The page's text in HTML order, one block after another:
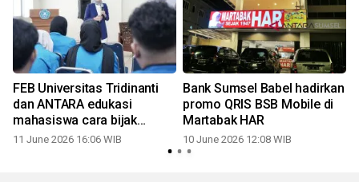
FEB Universitas Tridinanti
dan ANTARA edukasi
mahasiswa cara bijak
manfaatkan AI
11 June 2026 16:06 WIB
Bank Sumsel Babel hadirkan
promo QRIS BSB Mobile di
Martabak HAR
10 June 2026 12:08 WIB